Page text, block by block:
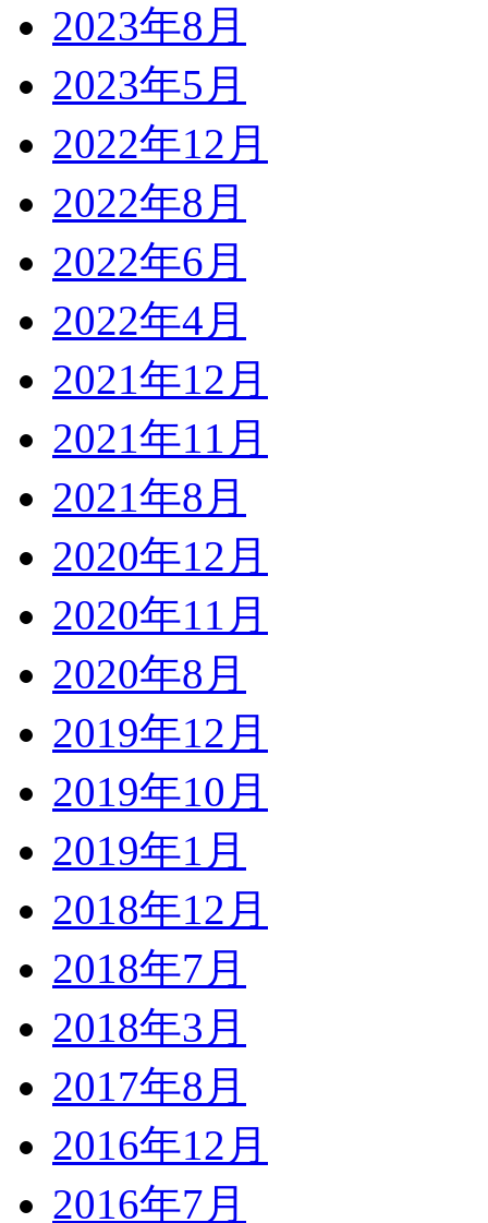
2023年8月
2023年5月
2022年12月
2022年8月
2022年6月
2022年4月
2021年12月
2021年11月
2021年8月
2020年12月
2020年11月
2020年8月
2019年12月
2019年10月
2019年1月
2018年12月
2018年7月
2018年3月
2017年8月
2016年12月
2016年7月